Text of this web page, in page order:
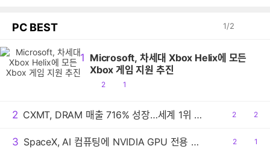
PC BEST 1/2
1 Microsoft, 차세대 Xbox Helix에 모든
Xbox 게임 지원 추진
공
2
댓1
2 CXMT, DRAM 매출 716% 성장…세계 1위 기록
공
2
댓
2
3 SpaceX, AI 컴퓨팅에 NVIDIA GPU 전용 사용
공
2
댓1